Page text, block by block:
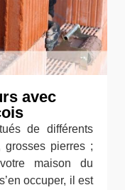
avec
de différents
grosses pierres ;
maison du
occuper, il est